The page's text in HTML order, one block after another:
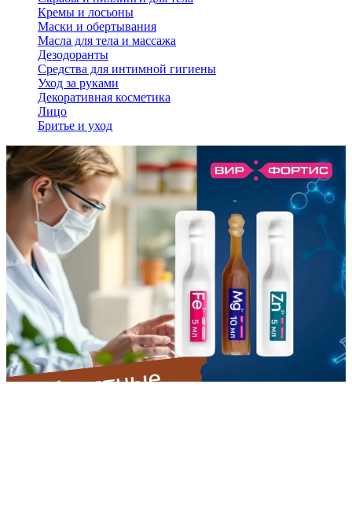
Кремы и лосьоны
Маски и обертывания
Масла для тела и массажа
Дезодоранты
Средства для интимной гигиены
Уход за руками
Декоративная косметика
Лицо
Бритье и уход